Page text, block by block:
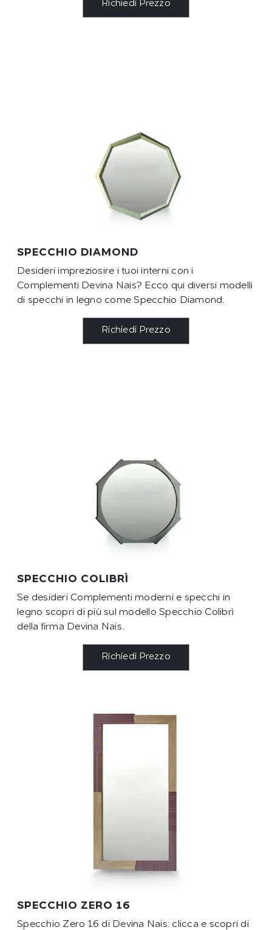
Richiedi Prezzo
SPECCHIO DIAMOND
Desideri impreziosire i tuoi interni con i
Complementi Devina Nais? Ecco qui diversi modelli
di specchi in legno come Specchio Diamond.
Richiedi Prezzo
SPECCHIO COLIBRÌ
Se desideri Complementi moderni e specchi in
legno scopri di più sul modello Specchio Colibrì
della firma Devina Nais.
Richiedi Prezzo
SPECCHIO ZERO 16
Specchio Zero 16 di Devina Nais: clicca e scopri di